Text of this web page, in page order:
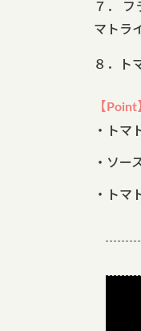
７．
マトラ
８．ト
【Point
・トマ
・ソー
・トマ